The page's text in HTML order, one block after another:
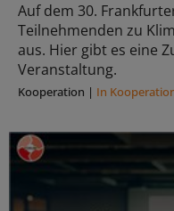
Auf dem 30.
Teilnehmenden zu
aus. Hier gibt es eine
Veranstaltung.
Kooperation | In